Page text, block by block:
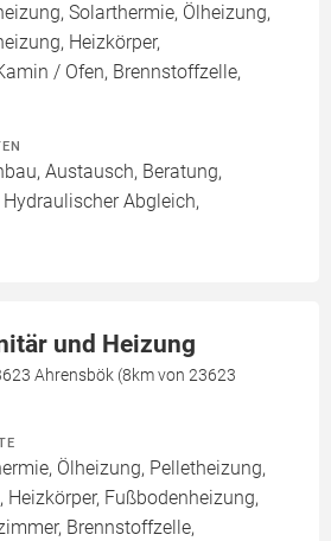
Solarthermie, Ölheizung,
Heizkörper,
/ Ofen, Brennstoffzelle,
Austausch, Beratung,
Abgleich,
und Heizung
Ahrensbök (8km von 23623
Ölheizung, Pelletheizung,
Heizkörper, Fußbodenheizung,
Brennstoffzelle,